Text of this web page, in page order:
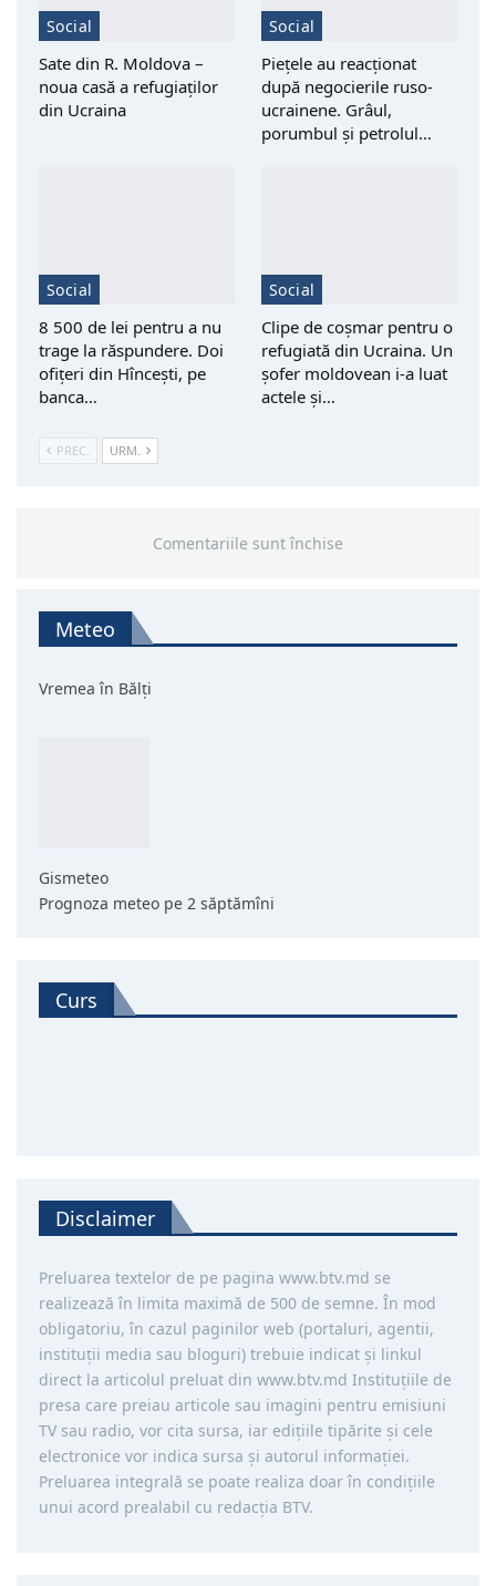
Social
Sate din R. Moldova –
noua casă a refugiaților
din Ucraina
Social
Piețele au reacționat
după negocierile ruso-
ucrainene. Grâul,
porumbul și petrolul…
Social
8 500 de lei pentru a nu
trage la răspundere. Doi
ofițeri din Hîncești, pe
banca…
Social
Clipe de coșmar pentru o
refugiată din Ucraina. Un
șofer moldovean i-a luat
actele și…
PREC. URM.
Comentariile sunt închise
Meteo
Vremea în Bălți
Gismeteo
Prognoza meteo pe 2 săptămîni
Curs
Disclaimer
Preluarea textelor de pe pagina www.btv.md se
realizează în limita maximă de 500 de semne. În mod
obligatoriu, în cazul paginilor web (portaluri, agentii,
instituţii media sau bloguri) trebuie indicat şi linkul
direct la articolul preluat din www.btv.md Instituţiile de
presa care preiau articole sau imagini pentru emisiuni
TV sau radio, vor cita sursa, iar ediţiile tipărite și cele
electronice vor indica sursa şi autorul informaţiei.
Preluarea integrală se poate realiza doar în condiţiile
unui acord prealabil cu redacţia BTV.